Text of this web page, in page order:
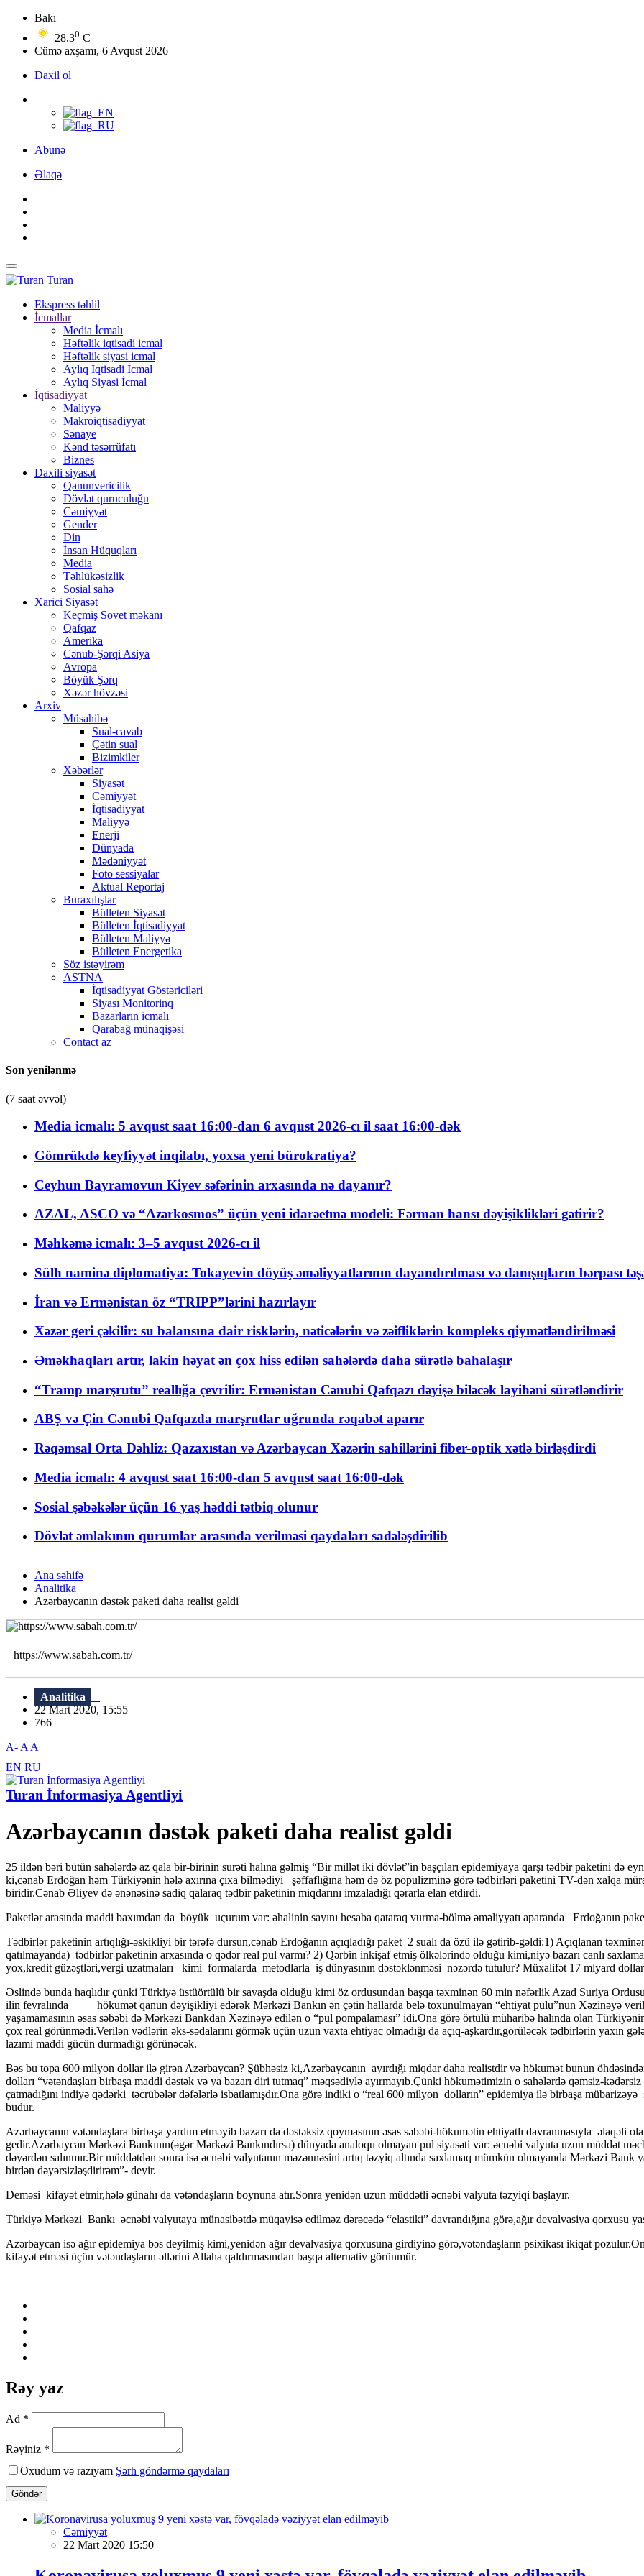
Bakı
28.30 C
Cümə axşamı, 6 Avqust 2026
Daxil ol
Abunə
Əlaqə
Turan
Ekspress təhlil
İcmallar
Media İcmalı
Həftəlik iqtisadi icmal
Həftəlik siyasi icmal
Aylıq İqtisadi İcmal
Aylıq Siyasi İcmal
İqtisadiyyat
Maliyyə
Makroiqtisadiyyat
Sənaye
Kənd təsərrüfatı
Biznes
Daxili siyasət
Qanunvericilik
Dövlət quruculuğu
Cəmiyyət
Gender
Din
İnsan Hüquqları
Media
Təhlükəsizlik
Sosial sahə
Xarici Siyasət
Keçmiş Sovet məkanı
Qafqaz
Amerika
Cənub-Şərqi Asiya
Avropa
Böyük Şərq
Xəzər hövzəsi
Arxiv
Müsahibə
Sual-cavab
Çətin sual
Bizimkiler
Xəbərlər
Siyasət
Cəmiyyət
İqtisadiyyat
Maliyyə
Enerji
Dünyada
Mədəniyyət
Foto sessiyalar
Aktual Reportaj
Buraxılışlar
Bülleten Siyasət
Bülleten İqtisadiyyat
Bülleten Maliyyə
Bülleten Energetika
Söz istəyirəm
ASTNA
İqtisadiyyat Göstəriciləri
Siyası Monitorinq
Bazarların icmalı
Qarabağ münaqişəsi
Contact az
Son yenilənmə
(7 saat əvvəl)
Media icmalı: 5 avqust saat 16:00-dan 6 avqust 2026-cı il saat 16:00-dək
Gömrükdə keyfiyyət inqilabı, yoxsa yeni bürokratiya?
Ceyhun Bayramovun Kiyev səfərinin arxasında nə dayanır?
AZAL, ASCO və “Azərkosmos” üçün yeni idarəetmə modeli: Fərman hansı dəyişiklikləri gətirir?
Məhkəmə icmalı: 3–5 avqust 2026-cı il
Sülh naminə diplomatiya: Tokayevin döyüş əməliyyatlarının dayandırılması və danışıqların bərpası
İran və Ermənistan öz “TRIPP”lərini hazırlayır
Xəzər geri çəkilir: su balansına dair risklərin, nəticələrin və zəifliklərin kompleks qiymətləndirilməsi
Əməkhaqları artır, lakin həyat ən çox hiss edilən sahələrdə daha sürətlə bahalaşır
“Tramp marşrutu” reallığa çevrilir: Ermənistan Cənubi Qafqazı dəyişə biləcək layihəni sürətləndirir
ABŞ və Çin Cənubi Qafqazda marşrutlar uğrunda rəqabət aparır
Rəqəmsal Orta Dəhliz: Qazaxıstan və Azərbaycan Xəzərin sahillərini fiber-optik xətlə birləşdirdi
Media icmalı: 4 avqust saat 16:00-dan 5 avqust saat 16:00-dək
Sosial şəbəkələr üçün 16 yaş həddi tətbiq olunur
Dövlət əmlakının qurumlar arasında verilməsi qaydaları sadələşdirilib
Ana səhifə
Analitika
Azərbaycanın dəstək paketi daha realist gəldi
https://www.sabah.com.tr/
Analitika
22 Mart 2020, 15:55
766
A- A A+
EN RU
Turan İnformasiya Agentliyi
Azərbaycanın dəstək paketi daha realist gəldi
25 ildən bəri bütün sahələrdə az qala bir-birinin surəti halına gəlmiş “Bir millət iki dövlət”in başçıları epidemiyaya qarşı tədbir paketini də
ki,cənab Erdoğan həm Türkiyənin hələ axırına çıxa bilmədiyi şəffaflığına həm də öz populizminə görə tədbirləri paketini TV-dən xalqa
biridir.Cənab Əliyev də ənənəsinə sadiq qalaraq tədbir paketinin miqdarını imzaladığı qərarla elan etdirdi.
Paketlər arasında maddi baxımdan da böyük uçurum var: əhalinin sayını hesaba qataraq vurma-bölmə əməliyyatı aparanda Erdoğanın
Tədbirlər paketinin artıqlığı-əskikliyi bir tərəfə dursun,cənab Erdoğanın açıqladığı paket 2 sualı da özü ilə gətirib-gəldi:1) Açıqlanan
qatılmayanda) tədbirlər paketinin arxasında o qədər real pul varmı? 2) Qərbin inkişaf etmiş ölkələrində olduğu kimi,niyə bazarı canlı
yox,kredit güzəştləri,vergi uzatmaları kimi formalarda metodlarla iş dünyasının dəstəklənməsi nəzərdə tutulur? Müxalifət 17 mlyard
Əslində bunda haqlıdır çünki Türkiyə üstüörtülü bir savaşda olduğu kimi öz ordusundan başqa təxminən 60 min nəfərlik Azad Suriya
ilin fevralında hökumət qanun dəyişikliyi edərək Mərkəzi Bankın ən çətin hallarda belə toxunulmayan “ehtiyat pulu”nun Xəzinəyə
yaşamamasının əsas səbəbi də Mərkəzi Bankdan Xəzinəyə edilən o “pul pompalaması” idi.Ona görə örtülü müharibə halında olan
çox real görünmədi.Verilən vədlərin əks-sədalarını görmək üçün uzun vaxta ehtiyac olmadığı da açıq-aşkardır,görüləcək tədbirlərin yaxın
lazımi maddi gücün durmadığı görünəcək.
Bəs bu topa 600 milyon dollar ilə girən Azərbaycan? Şübhəsiz ki,Azərbaycanın ayırdığı miqdar daha realistdir və hökumət bunun
dolları “vətəndaşları birbaşa maddi dəstək və ya bazarı diri tutmaq” məqsədiylə ayırmayıb.Çünki hökumətimizin o sahələrdə qəmsiz-
çatmadığını indiyə qədərki təcrübələr dəfələrlə isbatlamışdır.Ona görə indiki o “real 600 milyon dolların” epidemiya ilə birbaşa
budur.
Azərbaycanın vətəndaşlara birbaşa yardım etməyib bazarı da dəstəksiz qoymasının əsas səbəbi-hökumətin ehtiyatlı davranmasıyla
gedir.Azərbaycan Mərkəzi Bankının(əgər Mərkəzi Bankındırsa) dünyada analoqu olmayan pul siyasəti var: əcnəbi valyuta uzun müddət
dəyərdən salınmır.Bir müddətdən sonra isə əcnəbi valyutanın məzənnəsini artıq təzyiq altında saxlamaq mümkün olmayanda Mərkəzi Bank
birdən dəyərsizləşdirirəm”- deyir.
Deməsi kifayət etmir,hələ günahı da vətəndaşların boynuna atır.Sonra yenidən uzun müddətli əcnəbi valyuta təzyiqi başlayır.
Türkiyə Mərkəzi Bankı əcnəbi valyutaya münasibətdə müqayisə edilməz dərəcədə “elastiki” davrandığına görə,ağır devalvasiya qorxusu
Azərbaycan isə ağır epidemiya bəs deyilmiş kimi,yenidən ağır devalvasiya qorxusuna girdiyinə görə,vətəndaşların psixikası ikiqat
kifayət etməsi üçün vətəndaşların əllərini Allaha qaldırmasından başqa alternativ görünmür.
Rəy yaz
Ad *
Rəyiniz *
Oxudum və razıyam Şərh göndərmə qaydaları
Göndər
Cəmiyyət
22 Mart 2020 15:50